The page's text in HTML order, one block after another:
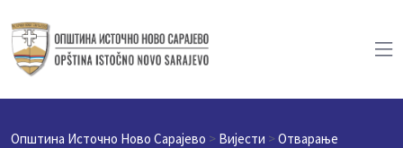
Општина Источно Ново Сарајево > Вијести >Отварање